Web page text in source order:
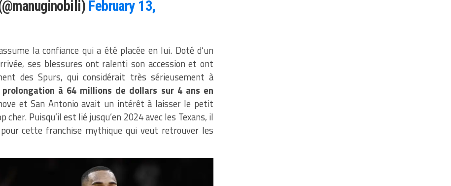
February 13,
la confiance qui a été placée en lui. Doté d’un
ses blessures ont ralenti son accession et ont
des Spurs, qui considérait très sérieusement à
prolongation à 64 millions de dollars sur 4 ans en
et San Antonio avait un intérêt à laisser le petit
Puisqu’il est lié jusqu’en 2024 avec les Texans, il
cette franchise mythique qui veut retrouver les